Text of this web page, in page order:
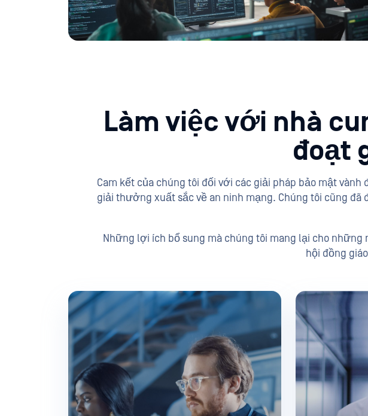
Làm việc với nhà
đoạt
Cam kết của chúng tôi đối với các giải pháp bảo mật
giải thưởng xuất sắc về an ninh mạng. Chúng tôi cũng
Những lợi ích bổ sung mà chúng tôi mang lại cho
hội đồng